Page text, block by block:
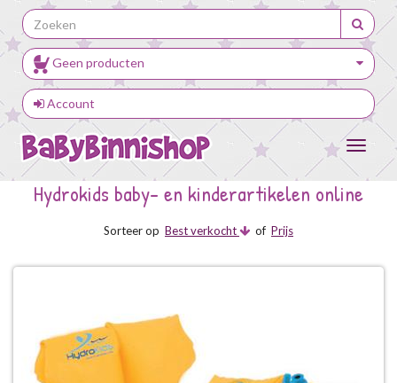
Geen producten
Account
Toggle
Hydrokids baby- en kinderartikelen online
Sorteer op Best verkocht of Prijs